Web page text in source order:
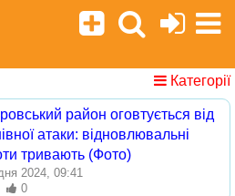
Категорії
район оговтується від
атаки: відновлювальні
тривають (Фото)
2024, 09:41
0